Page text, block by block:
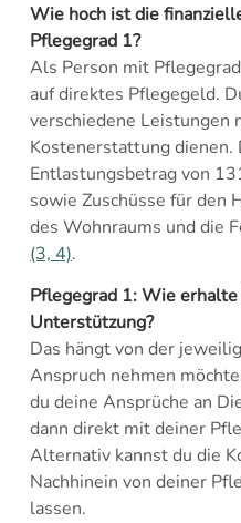
Wie hoch ist die
Pflegegrad 1?
Als Person mit
auf direktes Pflegegeld.
verschiedene Leistungen
Kostenerstattung dienen.
Entlastungsbetrag von
sowie Zuschüsse für den
des Wohnraums und die
(3, 4).
Pflegegrad 1: Wie
Unterstützung?
Das hängt von der
Anspruch nehmen
du deine Ansprüche an
dann direkt mit deiner
Alternativ kannst du die
Nachhinein von deiner
lassen.